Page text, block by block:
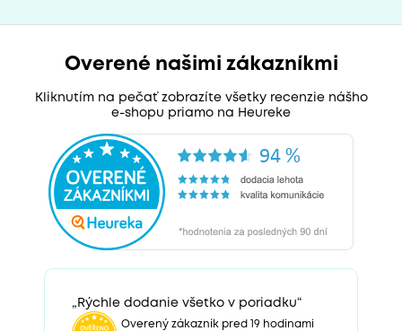
Overené našimi zákazníkmi
Kliknutím na pečať zobrazíte všetky recenzie nášho
e-shopu priamo na Heureke
„Rýchle dodanie všetko v poriadku“
Overený zákazník pred 19 hodinami